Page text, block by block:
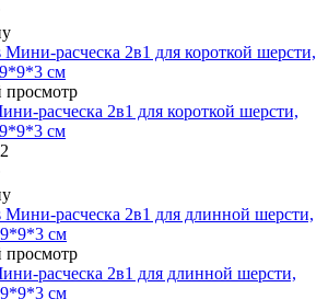
расческа 2в1 для короткой шерсти,
9*9*3 см
расческа 2в1 для длинной шерсти,
9*9*3 см